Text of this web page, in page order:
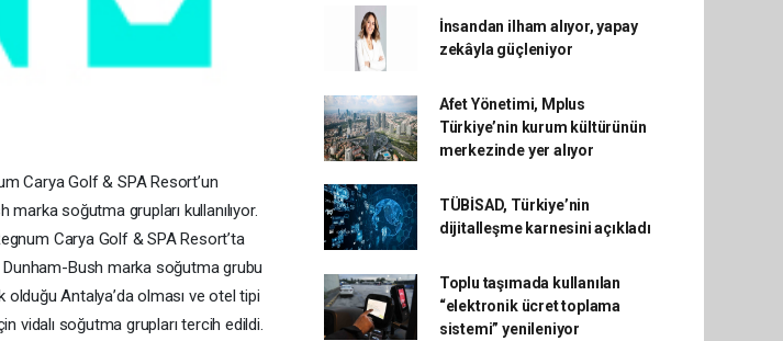
Carya Golf & SPA Resort’un
soğutma grupları kullanılıyor.
Carya Golf & SPA Resort’ta
Bush marka soğutma grubu
olduğu Antalya’da olması ve otel tipi
vidalı soğutma grupları tercih edildi.
İnsandan ilham alıyor, yapay
zekâyla güçleniyor
Afet Yönetimi, Mplus
Türkiye’nin kurum kültürünün
merkezinde yer alıyor
TÜBİSAD, Türkiye’nin
dijitalleşme karnesini açıkladı
Toplu taşımada kullanılan
“elektronik ücret toplama
sistemi” yenileniyor